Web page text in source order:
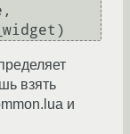
взять
и